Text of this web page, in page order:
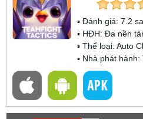
▪ Đánh giá: 7.2
▪ HĐH: Đa nền
▪ Thể loại: Auto
▪ Nhà phát hành: